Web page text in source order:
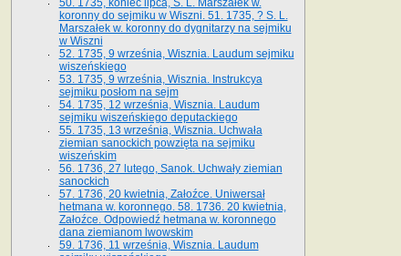
50. 1735, koniec lipca, S. L. Marszałek w.
koronny do sejmiku w Wiszni. 51. 1735, ? S. L.
Marszałek w. koronny do dygnitarzy na sejmiku
w Wiszni
52. 1735, 9 września, Wisznia. Laudum sejmiku
wiszeńskiego
53. 1735, 9 września, Wisznia. Instrukcya
sejmiku posłom na sejm
54. 1735, 12 września, Wisznia. Laudum
sejmiku wiszeńskiego deputackiego
55. 1735, 13 września, Wisznia. Uchwała
ziemian sanockich powzięta na sejmiku
wiszeńskim
56. 1736, 27 lutego, Sanok. Uchwały ziemian
sanockich
57. 1736, 20 kwietnia, Załoźce. Uniwersał
hetmana w. koronnego. 58. 1736. 20 kwietnia,
Załoźce. Odpowiedź hetmana w. koronnego
dana ziemianom lwowskim
59. 1736, 11 września, Wisznia. Laudum